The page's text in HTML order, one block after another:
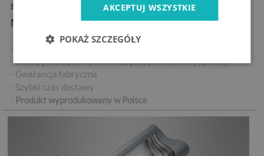
ścieranie
Najważniejsze cechy produktu:
- Wysokiej jakości naklejka samoprzylepna
- Brak pęcherzyków powietrza przy prawidłowej aplikacji
- Gwarancja fabryczna
- Szybki czas dostawy
- Produkt wyprodukowany w Polsce
AKCEPTUJ WSZYSTKIE
POKAŻ SZCZEGÓŁY